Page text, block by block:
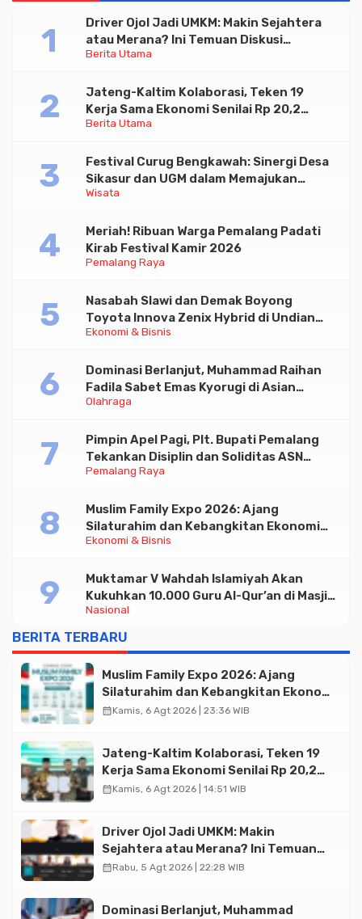
Berita Utama
Driver Ojol Jadi UMKM: Makin Sejahtera
atau Merana? Ini Temuan Diskusi
Paramadina
Berita Utama
Jateng-Kaltim Kolaborasi, Teken 19
Kerja Sama Ekonomi Senilai Rp 20,2
Triliun
Wisata
Festival Curug Bengkawah: Sinergi Desa
Sikasur dan UGM dalam Memajukan
Wisata serta UMKM Lokal
Pemalang Raya
Meriah! Ribuan Warga Pemalang Padati
Kirab Festival Kamir 2026
Ekonomi & Bisnis
Nasabah Slawi dan Demak Boyong
Toyota Innova Zenix Hybrid di Undian
Tabungan Bima Bank Jateng
Olahraga
Dominasi Berlanjut, Muhammad Raihan
Fadila Sabet Emas Kyorugi di Asian
Taekwondo Indonesia Open 2026
Pemalang Raya
Pimpin Apel Pagi, Plt. Bupati Pemalang
Tekankan Disiplin dan Soliditas ASN
untuk Pelayanan Publik
Ekonomi & Bisnis
Muslim Family Expo 2026: Ajang
Silaturahim dan Kebangkitan Ekonomi
Halal di Jakarta
Nasional
Muktamar V Wahdah Islamiyah Akan
Kukuhkan 10.000 Guru Al-Qur’an di Masjid
Istiqlal
BERITA TERBARU
Muslim Family Expo 2026: Ajang
Silaturahim dan Kebangkitan Ekonomi
Halal di Jakarta
calendar_monthKamis, 6 Agt 2026 | 23:36 WIB
Jateng-Kaltim Kolaborasi, Teken 19
Kerja Sama Ekonomi Senilai Rp 20,2
Triliun
calendar_monthKamis, 6 Agt 2026 | 14:51 WIB
Driver Ojol Jadi UMKM: Makin
Sejahtera atau Merana? Ini Temuan
Diskusi Paramadina
calendar_monthRabu, 5 Agt 2026 | 22:28 WIB
Dominasi Berlanjut, Muhammad